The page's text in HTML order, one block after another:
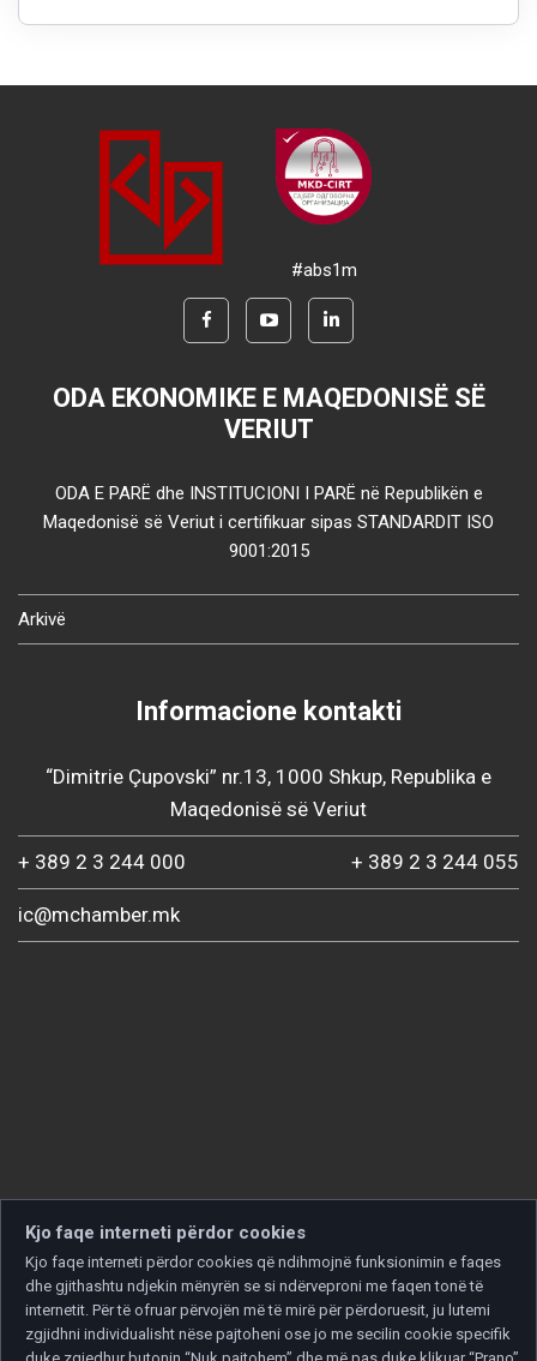
#abs1m
ODA EKONOMIKE E MAQEDONISË SË
VERIUT
ODA E PARË dhe INSTITUCIONI I PARË në Republikën e
Maqedonisë së Veriut i certifikuar sipas STANDARDIT ISO
9001:2015
Arkivë
Informacione kontakti
“Dimitrie Çupovski” nr.13, 1000 Shkup, Republika e
Maqedonisë së Veriut
+ 389 2 3 244 000 + 389 2 3 244 055
ic@mchamber.mk
Kjo faqe interneti përdor cookies
Kjo faqe interneti përdor cookies që ndihmojnë funksionimin e faqes
dhe gjithashtu ndjekin mënyrën se si ndërveproni me faqen tonë të
internetit. Për të ofruar përvojën më të mirë për përdoruesit, ju lutemi
zgjidhni individualisht nëse pajtoheni ose jo me secilin cookie specifik